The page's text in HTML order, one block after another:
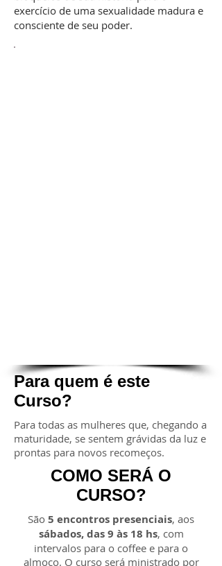
exercício de uma sexualidade madura e
consciente de seu poder.
Para quem é este
Curso?
Para todas as mulheres que, chegando a
maturidade, se sentem grávidas da luz e
prontas para novos recomeços.
COMO SERÁ O
CURSO?
São 5 encontros presenciais, aos
sábados, das 9 às 18 hs, com
intervalos para o coffee e para o
almoço. O curso será ministrado por